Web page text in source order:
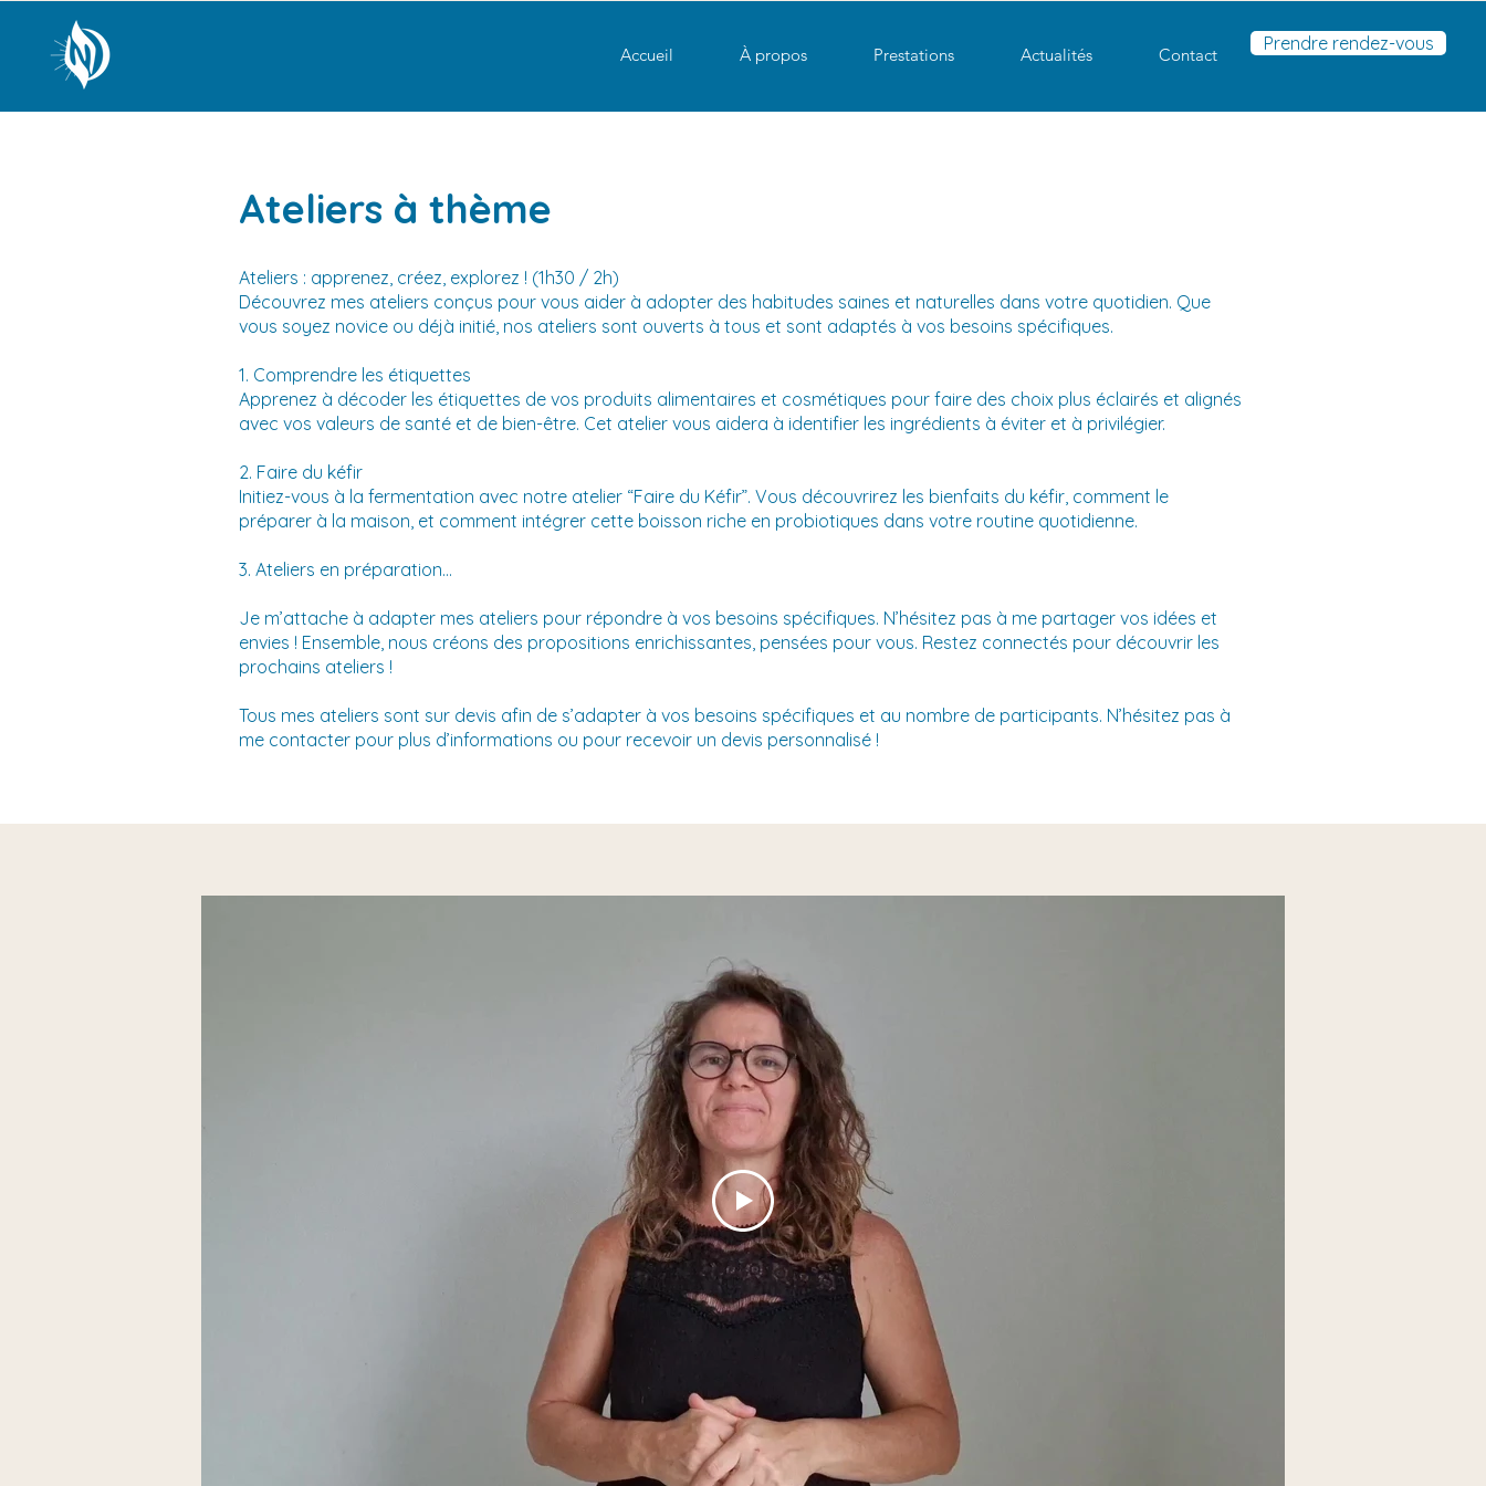
Accueil À propos Prestations Actualités Contact
Prendre rendez-vous
Ateliers à thème
Ateliers : apprenez, créez, explorez ! (1h30 / 2h)
Découvrez mes ateliers conçus pour vous aider à adopter des habitudes saines et naturelles dans votre quotidien. Que
vous soyez novice ou déjà initié, nos ateliers sont ouverts à tous et sont adaptés à vos besoins spécifiques.
1. Comprendre les étiquettes
Apprenez à décoder les étiquettes de vos produits alimentaires et cosmétiques pour faire des choix plus éclairés et alignés
avec vos valeurs de santé et de bien-être. Cet atelier vous aidera à identifier les ingrédients à éviter et à privilégier.
2. Faire du kéfir
Initiez-vous à la fermentation avec notre atelier “Faire du Kéfir”. Vous découvrirez les bienfaits du kéfir, comment le
préparer à la maison, et comment intégrer cette boisson riche en probiotiques dans votre routine quotidienne.
3. Ateliers en préparation…
Je m’attache à adapter mes ateliers pour répondre à vos besoins spécifiques. N’hésitez pas à me partager vos idées et
envies ! Ensemble, nous créons des propositions enrichissantes, pensées pour vous. Restez connectés pour découvrir les
prochains ateliers !
Tous mes ateliers sont sur devis afin de s’adapter à vos besoins spécifiques et au nombre de participants. N’hésitez pas à
me contacter pour plus d’informations ou pour recevoir un devis personnalisé !